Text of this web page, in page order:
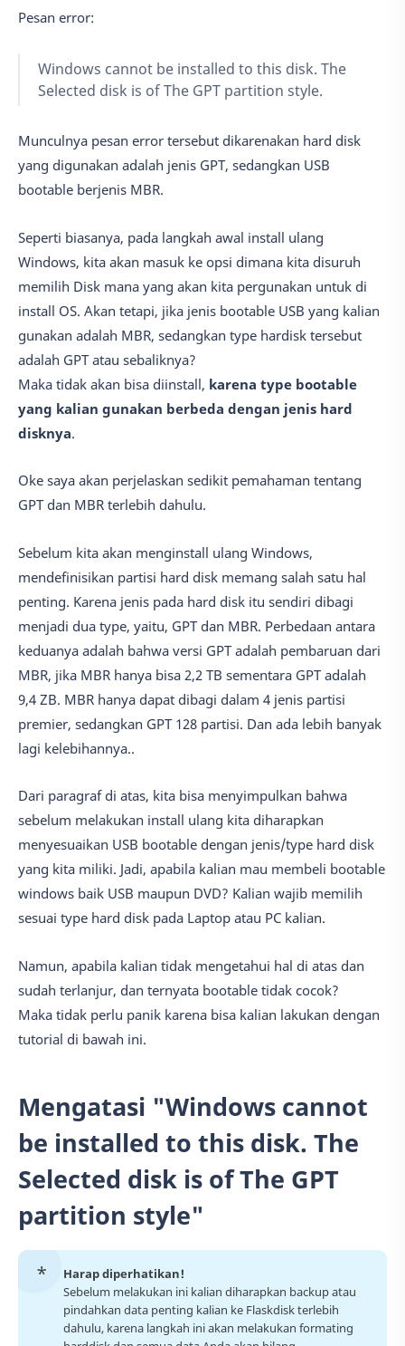
Pesan error:
Windows cannot be installed to this disk. The
Selected disk is of The GPT partition style.
Munculnya pesan error tersebut dikarenakan hard disk
yang digunakan adalah jenis GPT, sedangkan USB
bootable berjenis MBR.
Seperti biasanya, pada langkah awal install ulang
Windows, kita akan masuk ke opsi dimana kita disuruh
memilih Disk mana yang akan kita pergunakan untuk di
install OS. Akan tetapi, jika jenis bootable USB yang kalian
gunakan adalah MBR, sedangkan type hardisk tersebut
adalah GPT atau sebaliknya?
Maka tidak akan bisa diinstall, karena type bootable
yang kalian gunakan berbeda dengan jenis hard
disknya.
Oke saya akan perjelaskan sedikit pemahaman tentang
GPT dan MBR terlebih dahulu.
Sebelum kita akan menginstall ulang Windows,
mendefinisikan partisi hard disk memang salah satu hal
penting. Karena jenis pada hard disk itu sendiri dibagi
menjadi dua type, yaitu, GPT dan MBR. Perbedaan antara
keduanya adalah bahwa versi GPT adalah pembaruan dari
MBR, jika MBR hanya bisa 2,2 TB sementara GPT adalah
9,4 ZB. MBR hanya dapat dibagi dalam 4 jenis partisi
premier, sedangkan GPT 128 partisi. Dan ada lebih banyak
lagi kelebihannya..
Dari paragraf di atas, kita bisa menyimpulkan bahwa
sebelum melakukan install ulang kita diharapkan
menyesuaikan USB bootable dengan jenis/type hard disk
yang kita miliki. Jadi, apabila kalian mau membeli bootable
windows baik USB maupun DVD? Kalian wajib memilih
sesuai type hard disk pada Laptop atau PC kalian.
Namun, apabila kalian tidak mengetahui hal di atas dan
sudah terlanjur, dan ternyata bootable tidak cocok?
Maka tidak perlu panik karena bisa kalian lakukan dengan
tutorial di bawah ini.
Mengatasi "Windows cannot
be installed to this disk. The
Selected disk is of The GPT
partition style"
Harap diperhatikan!
Sebelum melakukan ini kalian diharapkan backup atau
pindahkan data penting kalian ke Flaskdisk terlebih
dahulu, karena langkah ini akan melakukan formating